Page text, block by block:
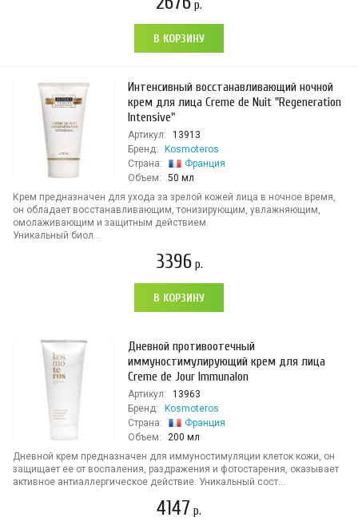
р.
В КОРЗИНУ
Интенсивный восстанавливающий ночной
крем для лица Creme de Nuit "Regeneration
Intensive"
Артикул:
13913
Бренд:
Kosmoteros
Страна:
Франция
Объем:
50 мл
Крем предназначен для ухода за зрелой кожей лица в ночное время,
он обладает восстанавливающим, тонизирующим, увлажняющим,
омолаживающим и защитным действием.
Уникальный биол...
3396р.
В КОРЗИНУ
Дневной противоотечный
иммуностимулирующий крем для лица
Creme de Jour Immunalon
Артикул:
13963
Бренд:
Kosmoteros
Страна:
Франция
Объем:
200 мл
Дневной крем предназначен для иммуностимуляции клеток кожи, он
защищает ее от воспаления, раздражения и фотостарения, оказывает
активное антиаллергическое действие. Уникальный сост...
4147 р.